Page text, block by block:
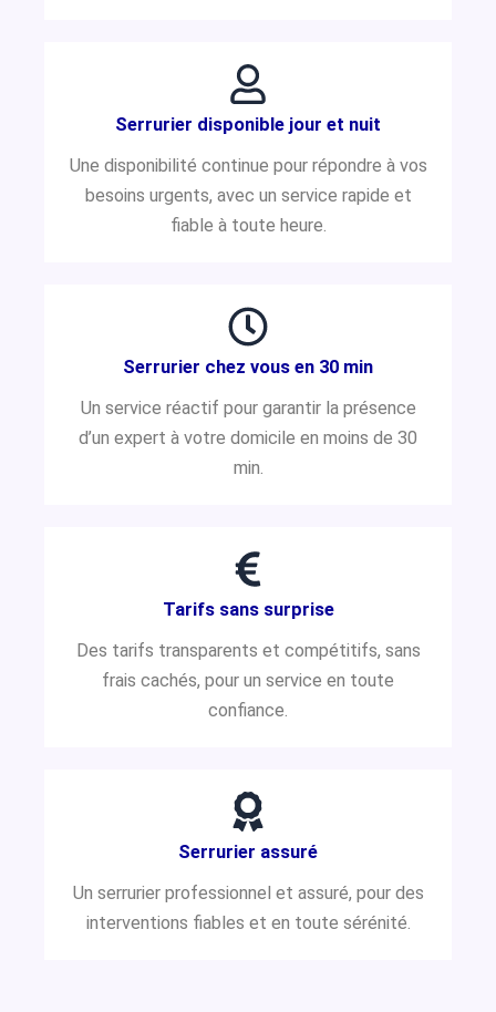
Serrurier disponible jour et nuit
Une disponibilité continue pour répondre à vos
besoins urgents, avec un service rapide et
fiable à toute heure.
Serrurier chez vous en 30 min
Un service réactif pour garantir la présence
d’un expert à votre domicile en moins de 30
min.
Tarifs sans surprise
Des tarifs transparents et compétitifs, sans
frais cachés, pour un service en toute
confiance.
Serrurier assuré
Un serrurier professionnel et assuré, pour des
interventions fiables et en toute sérénité.